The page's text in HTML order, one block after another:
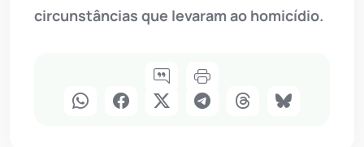
circunstâncias que levaram ao homicídio.